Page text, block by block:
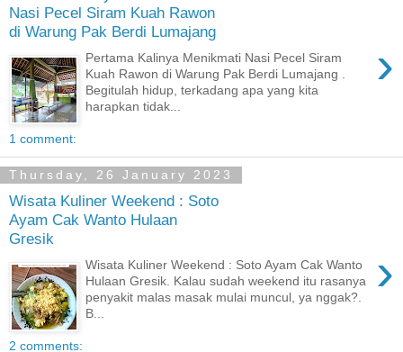
Nasi Pecel Siram Kuah Rawon
di Warung Pak Berdi Lumajang
›
Pertama Kalinya Menikmati Nasi Pecel Siram
Kuah Rawon di Warung Pak Berdi Lumajang .
Begitulah hidup, terkadang apa yang kita
harapkan tidak...
1 comment:
Thursday, 26 January 2023
Wisata Kuliner Weekend : Soto
Ayam Cak Wanto Hulaan
Gresik
›
Wisata Kuliner Weekend : Soto Ayam Cak Wanto
Hulaan Gresik. Kalau sudah weekend itu rasanya
penyakit malas masak mulai muncul, ya nggak?.
B...
2 comments: